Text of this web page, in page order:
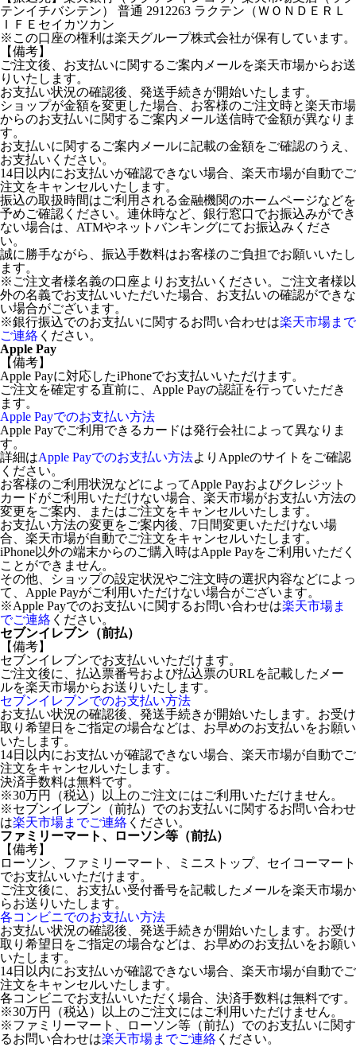
テンイチバシテン） 普通 2912263 ラクテン（ＷＯＮＤＥＲＬ
ＩＦＥセイカツカン
※この口座の権利は楽天グループ株式会社が保有しています。
【備考】
ご注文後、お支払いに関するご案内メールを楽天市場からお送
りいたします。
お支払い状況の確認後、発送手続きが開始いたします。
ショップが金額を変更した場合、お客様のご注文時と楽天市場
からのお支払いに関するご案内メール送信時で金額が異なりま
す。
お支払いに関するご案内メールに記載の金額をご確認のうえ、
お支払いください。
14日以内にお支払いが確認できない場合、楽天市場が自動でご
注文をキャンセルいたします。
振込の取扱時間はご利用される金融機関のホームページなどを
予めご確認ください。連休時など、銀行窓口でお振込みができ
ない場合は、ATMやネットバンキングにてお振込みくださ
い。
誠に勝手ながら、振込手数料はお客様のご負担でお願いいたし
ます。
※ご注文者様名義の口座よりお支払いください。ご注文者様以
外の名義でお支払いいただいた場合、お支払いの確認ができな
い場合がございます。
※銀行振込でのお支払いに関するお問い合わせは楽天市場まで
ご連絡 ください。
Apple Pay
【備考】
Apple Payに対応したiPhoneでお支払いいただけます。
ご注文を確定する直前に、Apple Payの認証を行っていただき
ます。
Apple Payでのお支払い方法
Apple Payでご利用できるカードは発行会社によって異なりま
す。
詳細はApple Payでのお支払い方法よりAppleのサイトをご確認
ください。
お客様のご利用状況などによってApple Payおよびクレジット
カードがご利用いただけない場合、楽天市場がお支払い方法の
変更をご案内、またはご注文をキャンセルいたします。
お支払い方法の変更をご案内後、7日間変更いただけない場
合、楽天市場が自動でご注文をキャンセルいたします。
iPhone以外の端末からのご購入時はApple Payをご利用いただく
ことができません。
その他、ショップの設定状況やご注文時の選択内容などによっ
て、Apple Payがご利用いただけない場合がございます。
※Apple Payでのお支払いに関するお問い合わせは楽天市場ま
でご連絡 ください。
セブンイレブン（前払）
【備考】
セブンイレブンでお支払いいただけます。
ご注文後に、払込票番号および払込票のURLを記載したメー
ルを楽天市場からお送りいたします。
セブンイレブンでのお支払い方法
お支払い状況の確認後、発送手続きが開始いたします。お受け
取り希望日をご指定の場合などは、お早めのお支払いをお願い
いたします。
14日以内にお支払いが確認できない場合、楽天市場が自動でご
注文をキャンセルいたします。
決済手数料は無料です。
※30万円（税込）以上のご注文にはご利用いただけません。
※セブンイレブン（前払）でのお支払いに関するお問い合わせ
は楽天市場までご連絡 ください。
ファミリーマート、ローソン等（前払）
【備考】
ローソン、ファミリーマート、ミニストップ、セイコーマート
でお支払いいただけます。
ご注文後に、お支払い受付番号を記載したメールを楽天市場か
らお送りいたします。
各コンビニでのお支払い方法
お支払い状況の確認後、発送手続きが開始いたします。お受け
取り希望日をご指定の場合などは、お早めのお支払いをお願い
いたします。
14日以内にお支払いが確認できない場合、楽天市場が自動でご
注文をキャンセルいたします。
各コンビニでお支払いいただく場合、決済手数料は無料です。
※30万円（税込）以上のご注文にはご利用いただけません。
※ファミリーマート、ローソン等（前払）でのお支払いに関す
るお問い合わせは楽天市場までご連絡 ください。